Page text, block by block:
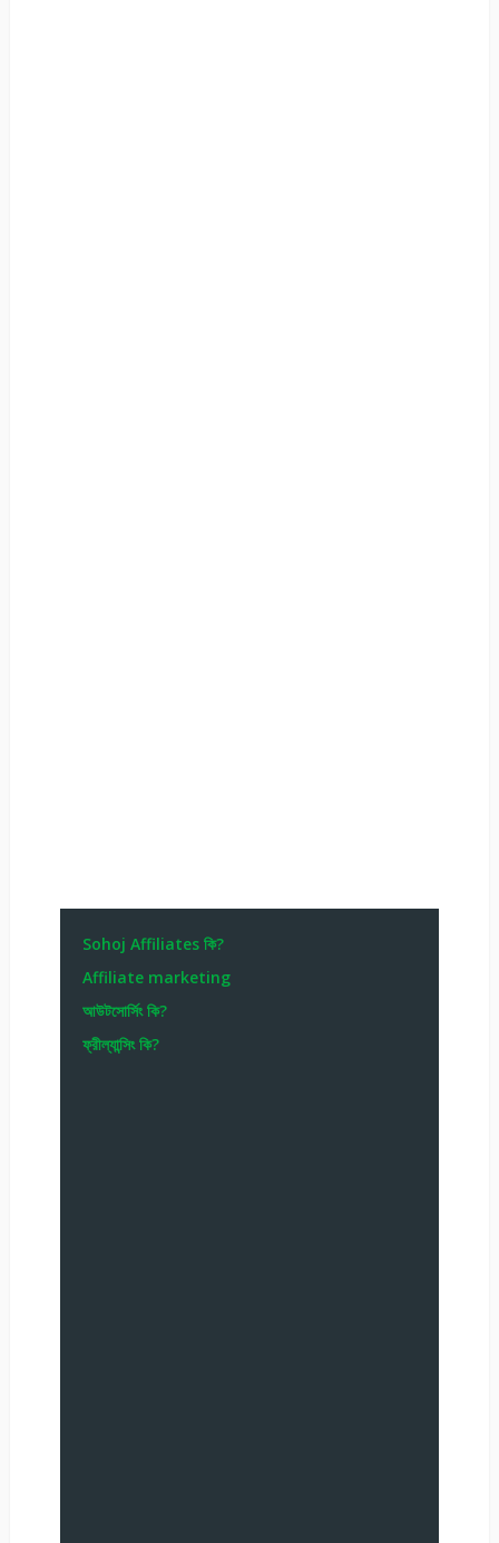
Sohoj Affiliates কি?
Affiliate marketing
আউটসোর্সিং কি?
ফ্রীল্যান্সিং কি?